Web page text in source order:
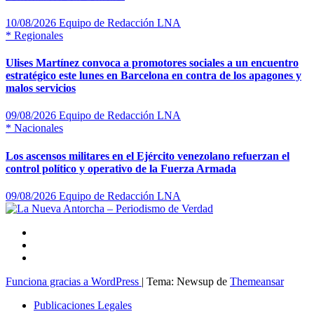
10/08/2026 Equipo de Redacción LNA
* Regionales
Ulises Martínez convoca a promotores sociales a un encuentro
estratégico este lunes en Barcelona en contra de los apagones y
malos servicios
09/08/2026 Equipo de Redacción LNA
* Nacionales
Los ascensos militares en el Ejército venezolano refuerzan el
control político y operativo de la Fuerza Armada
09/08/2026 Equipo de Redacción LNA
Funciona gracias a WordPress | Tema: Newsup de Themeansar
Publicaciones Legales